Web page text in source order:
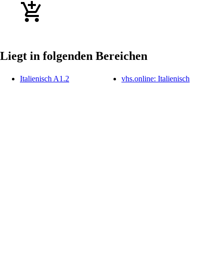
Liegt in folgenden Bereichen
Italienisch A1.2 vhs.online: Italienisch